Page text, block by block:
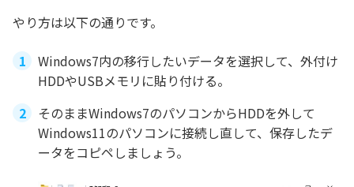
やり方は以下の通りです。
Windows7内の移行したいデータを選択して、外付け
HDDやUSBメモリに貼り付ける。
そのままWindows7のパソコンからHDDを外して
Windows11のパソコンに接続し直して、保存したデ
ータをコピペしましょう。